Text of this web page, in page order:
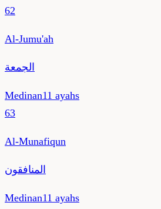
62
Al-Jumu'ah
الجمعة
Medinan11 ayahs
63
Al-Munafiqun
المنافقون
Medinan11 ayahs